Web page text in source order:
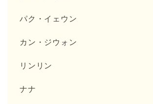
パク・イェウン
カン・ジウォン
リンリン
ナナ